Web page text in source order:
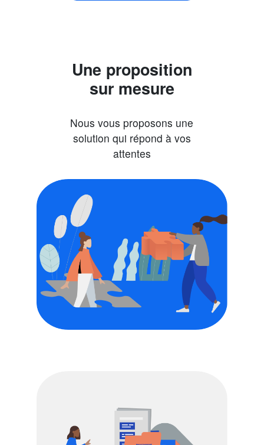
Une proposition
sur mesure
Nous vous proposons une
solution qui répond à vos
attentes